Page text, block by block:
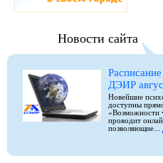
Новости сайта
ДЭИР
Новейшие
доступны
«Возможности
проводит
позволяющие...